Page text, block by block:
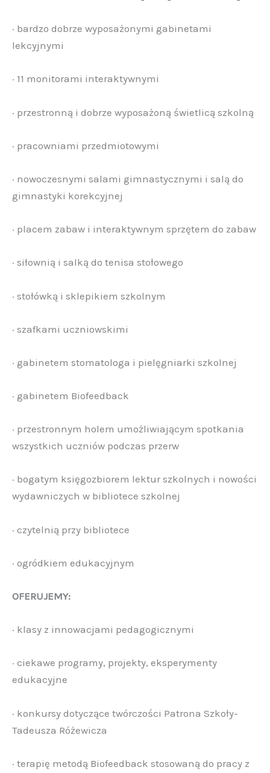
· bardzo dobrze wyposażonymi gabinetami
lekcyjnymi
· 11 monitorami interaktywnymi
· przestronną i dobrze wyposażoną świetlicą szkolną
· pracowniami przedmiotowymi
· nowoczesnymi salami gimnastycznymi i salą do
gimnastyki korekcyjnej
· placem zabaw i interaktywnym sprzętem do zabaw
· siłownią i salką do tenisa stołowego
· stołówką i sklepikiem szkolnym
· szafkami uczniowskimi
· gabinetem stomatologa i pielęgniarki szkolnej
· gabinetem Biofeedback
· przestronnym holem umożliwiającym spotkania
wszystkich uczniów podczas przerw
· bogatym księgozbiorem lektur szkolnych i nowości
wydawniczych w bibliotece szkolnej
· czytelnią przy bibliotece
· ogródkiem edukacyjnym
OFERUJEMY:
· klasy z innowacjami pedagogicznymi
· ciekawe programy, projekty, eksperymenty
edukacyjne
· konkursy dotyczące twórczości Patrona Szkoły-
Tadeusza Różewicza
· terapię metodą Biofeedback stosowaną do pracy z